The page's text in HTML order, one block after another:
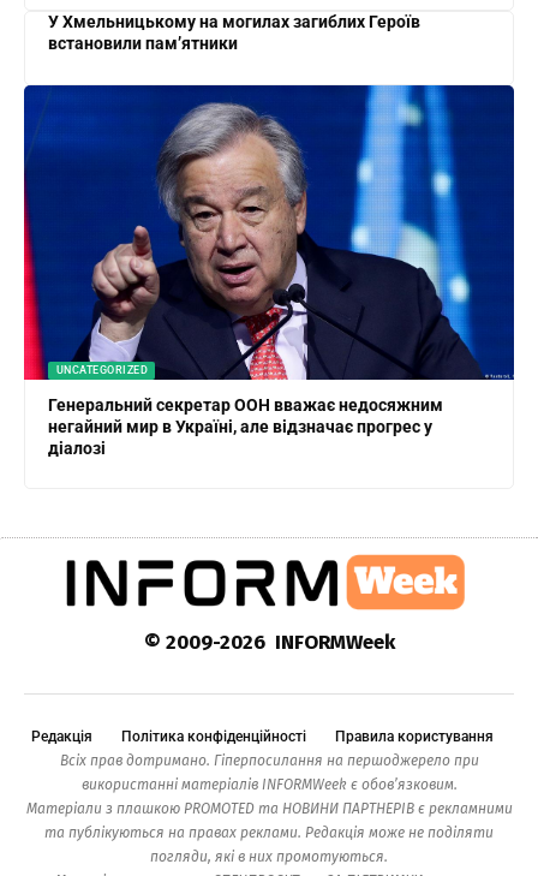
У Хмельницькому на могилах загиблих Героїв
встановили пам’ятники
UNCATEGORIZED
Генеральний секретар ООН вважає недосяжним
негайний мир в Україні, але відзначає прогрес у
діалозі
© 2009-2026 INFORMWeek
Редакція Політика конфіденційності
Правила користування
Всіх прав дотримано. Гіперпосилання на першоджерело при
використанні матеріалів INFORMWeek є обов’язковим.
Матеріали з плашкою PROMOTED та НОВИНИ ПАРТНЕРІВ є рекламними
та публікуються на правах реклами. Редакція може не поділяти
погляди, які в них промотуються.